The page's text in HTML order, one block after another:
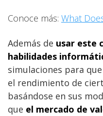
Conoce más: What
Además de usar este
habilidades
simulaciones para
el rendimiento de
basándose en sus
que el mercado de